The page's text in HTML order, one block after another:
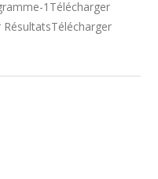
1Télécharger